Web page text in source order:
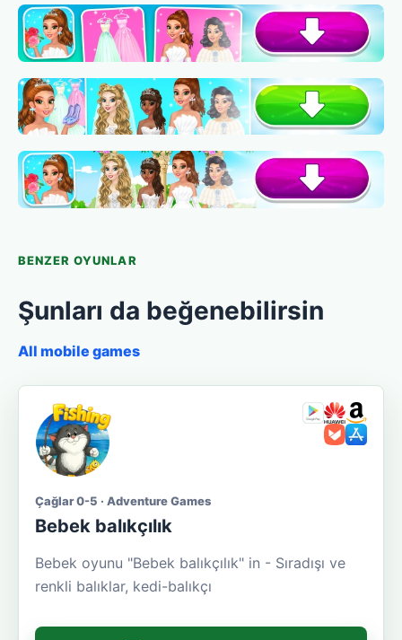
BENZER OYUNLAR
Şunları da beğenebilirsin
All mobile games
Çağlar 0-5 · Adventure Games
Bebek balıkçılık
Bebek oyunu "Bebek balıkçılık" in - Sıradışı ve
renkli balıklar, kedi-balıkçı